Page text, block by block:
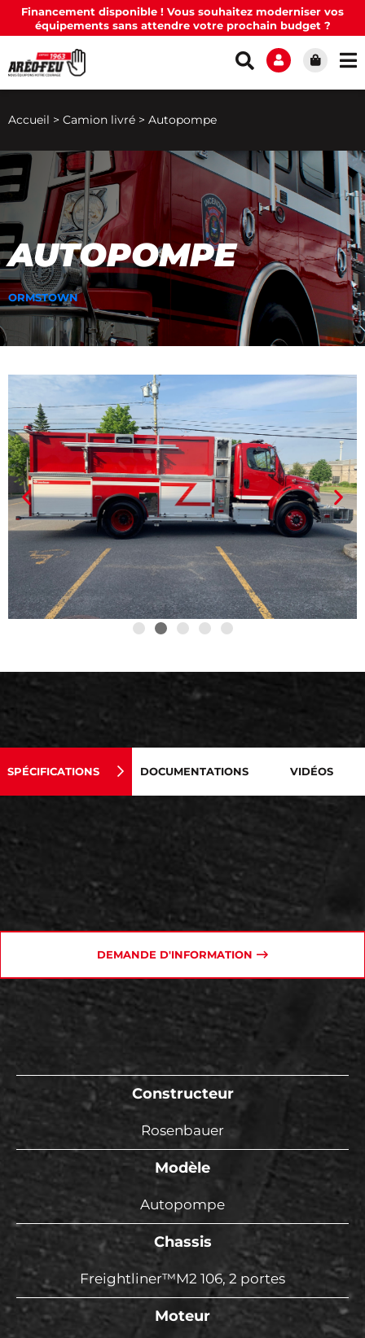
Financement disponible ! Vous souhaitez moderniser vos
équipements sans attendre votre prochain budget ?
Accueil > Camion livré > Autopompe
AUTOPOMPE
ORMSTOWN
SPÉCIFICATIONS DOCUMENTATIONS VIDÉOS
DEMANDE D'INFORMATION
Constructeur
Rosenbauer
Modèle
Autopompe
Chassis
Freightliner™M2 106, 2 portes
Moteur